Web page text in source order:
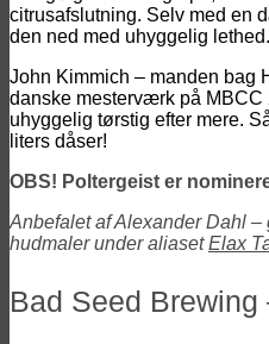
citrusafslutning. Selv med en
den ned med uhyggelig lethed.
John Kimmich – manden bag
danske mesterværk på MBCC
uhyggelig tørstig efter mere.
liters dåser!
OBS! Poltergeist er
Anbefalet af Alexander Dahl
hudmaler under aliasetElax
Bad Seed